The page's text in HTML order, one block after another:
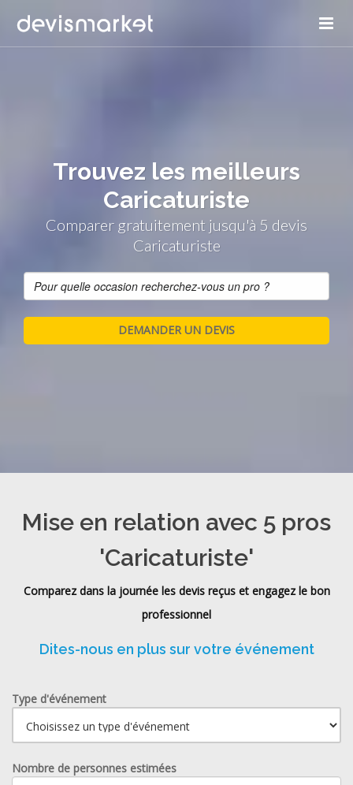
Trouvez les meilleurs
Caricaturiste
Comparer gratuitement jusqu'à 5 devis
Caricaturiste
Mise en relation avec 5 pros
'Caricaturiste'
Comparez dans la journée les devis reçus et engagez le bon
professionnel
Dites-nous en plus sur votre événement
Type d'événement
Nombre de personnes estimées